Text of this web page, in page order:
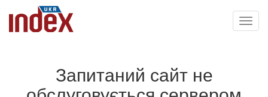
Запитаний сайт не